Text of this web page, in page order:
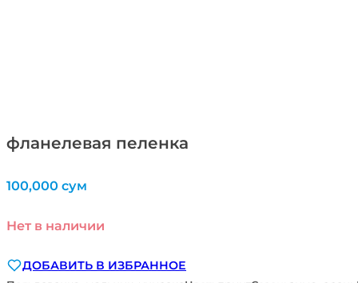
фланелевая пеленка
100,000 сум
Нет в наличии
ДОБАВИТЬ В ИЗБРАННОЕ